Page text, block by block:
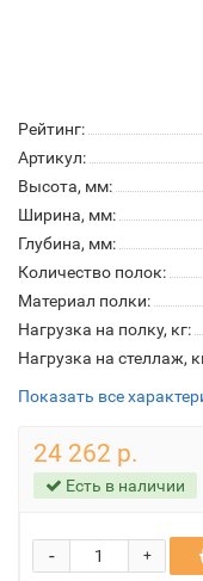
Рейтинг:
Артикул:
Высота, мм:
Ширина, мм:
Глубина, мм:
Количество полок:
Материал полки:
Нагрузка на полку, кг:
Нагрузка на стеллаж,
Показать все
24 262 р.
Есть в наличии
+
-